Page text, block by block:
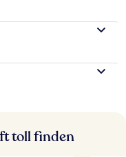
toll finden